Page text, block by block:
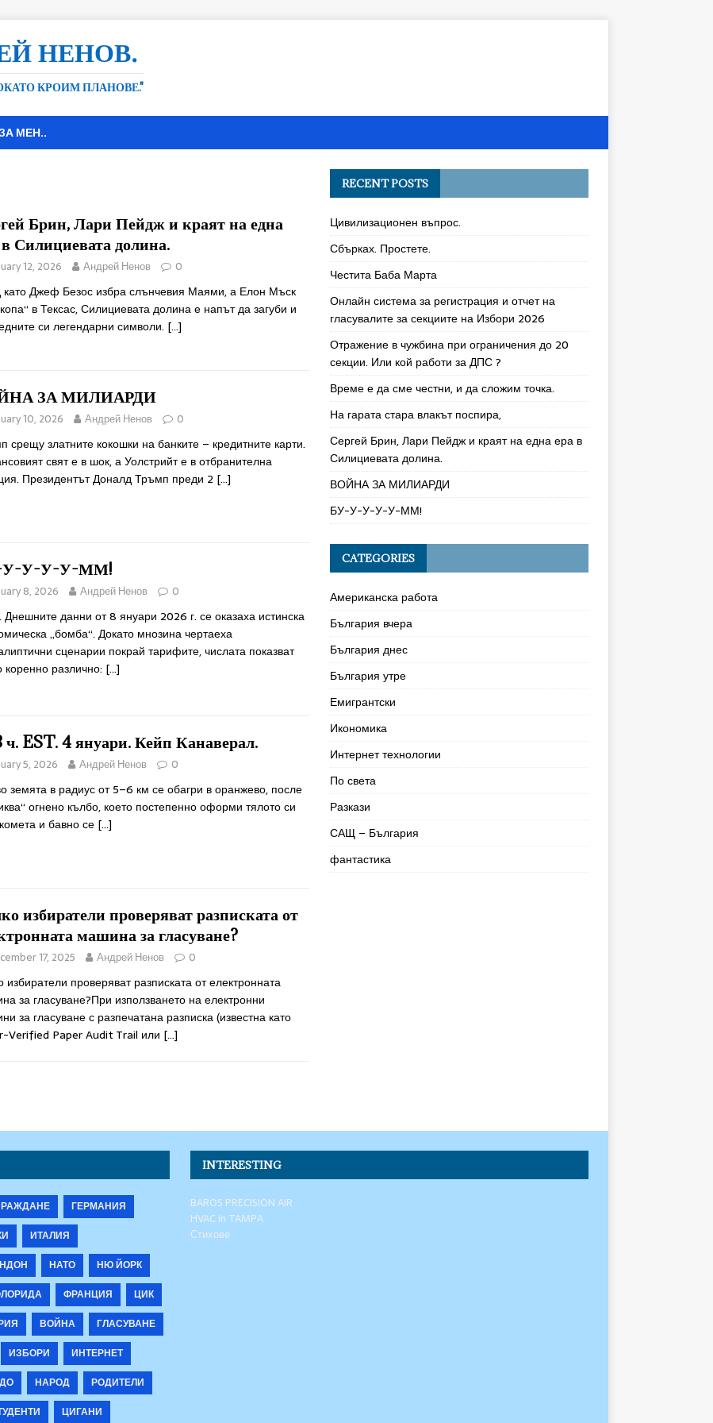
НЕНОВ.
КРОИМ ПЛАНОВЕ."
МЕН..
Брин, Лари Пейдж и краят на една
Силициевата долина.
12, 2026 Андрей Ненов 0
Джеф Безос избра слънчевия Маями, а Елон Мъск
в Тексас, Силициевата долина е напът да загуби и
си легендарни символи. […]
ЗА МИЛИАРДИ
10, 2026 Андрей Ненов 0
срещу златните кокошки на банките – кредитните карти.
свят е в шок, а Уолстрийт е в отбранителна
Президентът Доналд Тръмп преди 2 […]
У-У-У-У-ММ!
8, 2026 Андрей Ненов 0
данни от 8 януари 2026 г. се оказаха истинска
„бомба“. Докато мнозина чертаеха
сценарии покрай тарифите, числата показват
различно: […]
ч. EST. 4 януари. Кейп Канаверал.
5, 2026 Андрей Ненов 0
земята в радиус от 5–6 км се обагри в оранжево, после
огнено кълбо, което постепенно оформи тялото си
и бавно се […]
избиратели проверяват разписката от
машина за гласуване?
17, 2025 Андрей Ненов 0
избиратели проверяват разписката от електронната
за гласуване?При използването на електронни
за гласуване с разпечатана разписка (известна като
Verified Paper Audit Trail или […]
RECENT POSTS
Цивилизационен въпрос.
Сбърках. Простете.
Честита Баба Марта
Онлайн система за регистрация и отчет на
гласувалите за секциите на Избори 2026
Отражение в чужбина при ограничения до 20
секции. Или кой работи за ДПС ?
Време е да сме честни, и да сложим точка.
На гарата стара влакът поспира,
Сергей Брин, Лари Пейдж и краят на една ера в
Силициевата долина.
ВОЙНА ЗА МИЛИАРДИ
БУ-У-У-У-У-ММ!
CATEGORIES
Американска работа
България вчера
България днес
България утре
Емигрантски
Икономика
Интернет технологии
По света
Разкази
САЩ – България
фантастика
ГЕРМАНИЯ
ИТАЛИЯ
НАТО
НЮ ЙОРК
ФРАНЦИЯ
ЦИК
ВОЙНА
ГЛАСУВАНЕ
ИЗБОРИ
ИНТЕРНЕТ
НАРОД
РОДИТЕЛИ
ЦИГАНИ
INTERESTING
BAROS PRECISION AIR
HVAC in TAMPA
Стихове